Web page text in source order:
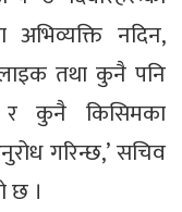
नदिन,
तथा कुनै पनि
र कुनै किसिमका
गरिन्छ,’ सचिव
छ ।